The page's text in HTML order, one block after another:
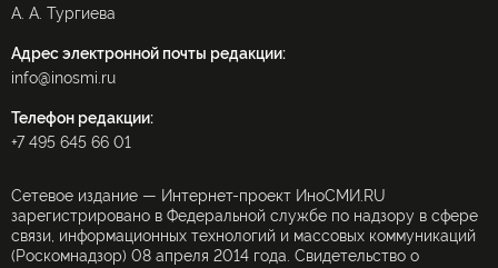
А. А. Тургиева
Адрес электронной почты редакции:
info@inosmi.ru
Телефон редакции:
+7 495 645 66 01
Сетевое издание — Интернет-проект ИноСМИ.RU
зарегистрировано в Федеральной службе по надзору в сфере
связи, информационных технологий и массовых коммуникаций
(Роскомнадзор) 08 апреля 2014 года. Свидетельство о